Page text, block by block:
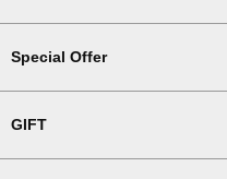
Special Offer
GIFT